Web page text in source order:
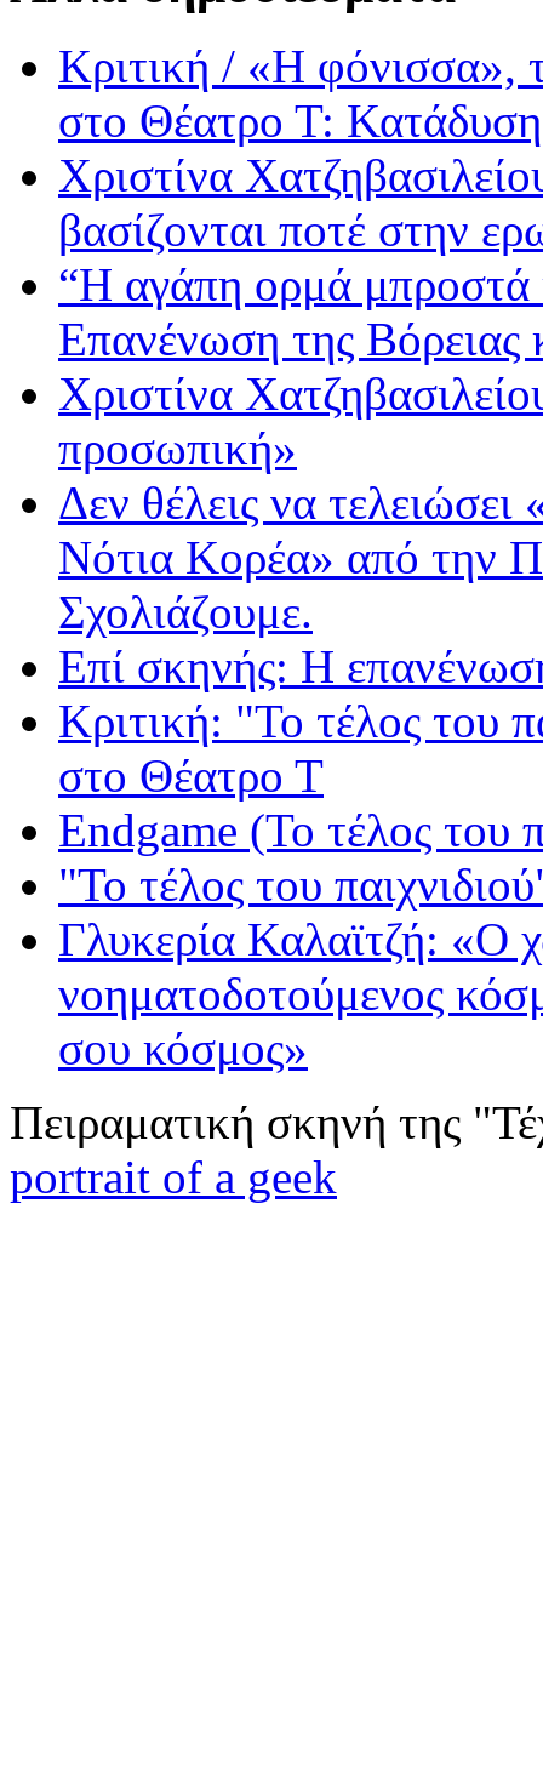
Κριτική / «Η φόνισσα»,
στο Θέατρο Τ:
Χριστίνα
βασίζονται ποτέ στην
“Η αγάπη ορμά
Επανένωση της Βόρειας
Χριστίνα
προσωπική»
Δεν θέλεις να
Νότια Κορέα» από την
Σχολιάζουμε.
Επί σκηνής: Η
Κριτική: "Το τέλος του
στο Θέατρο Τ
Endgame (Το τέλος του
"Το τέλος του
Γλυκερία Καλαϊτζή: «Ο
νοηματοδοτούμενος
σου κόσμος»
Πειραματική σκηνή της
portrait of a geek